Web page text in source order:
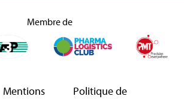
Membre de
Mentions Politique de